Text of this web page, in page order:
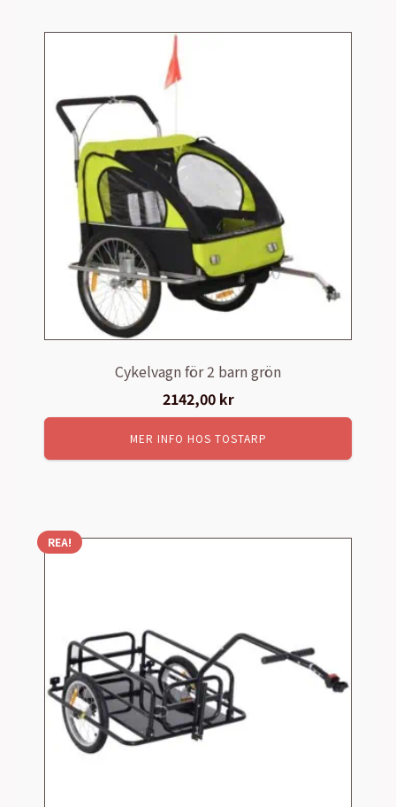
Cykelvagn för 2 barn grön
2142,00 kr
MER INFO HOS TOSTARP
REA!